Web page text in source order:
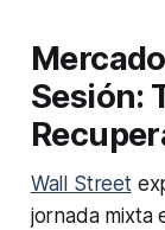
Sesión:
Wall Street
jornada mixta